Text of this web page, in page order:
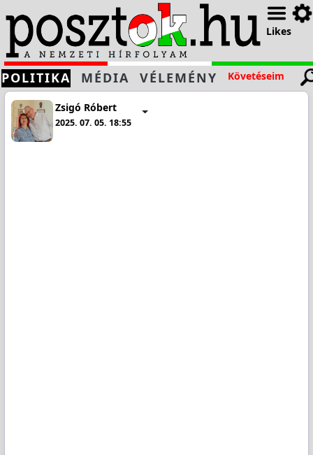
Likes
POLITIKA MÉDIA VÉLEMÉNY Követéseim
Zsigó Róbert
2025. 07. 05. 18:55